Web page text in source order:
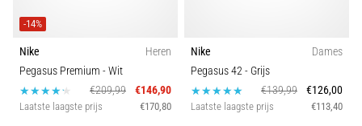
-14%
Nike
Heren
Pegasus Premium - Wit
€209,99
€146,90
Laatste laagste prijs €170,80
Nike
Dames
Pegasus 42- Grijs
€139,99
€126,00
Laatste laagste prijs €113,40